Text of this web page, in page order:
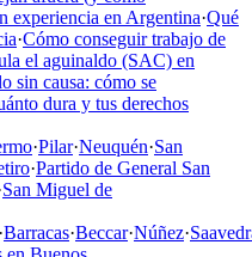
experiencia en Argentina·Qué
·Cómo conseguir trabajo de
el aguinaldo (SAC) en
sin causa: cómo se
dura y tus derechos
·Pilar·Neuquén·San
·Partido de General San
San Miguel de
·Barracas·Beccar·Núñez·